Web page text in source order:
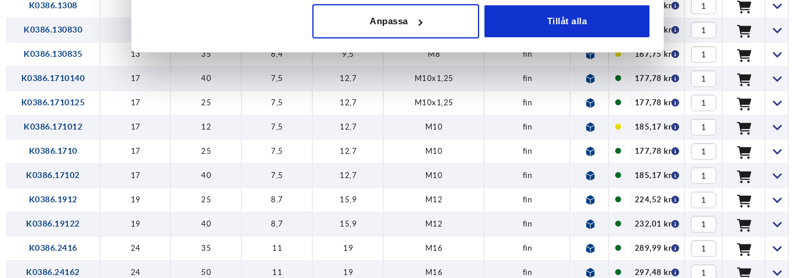
Anpassa Tillåt alla
K0386.1308 9,5 M8 fin 159,27 kr
K0386.130830 167,75 kr
K0386.130835 13 35 6,4 9,5 M8 fin 167,75 kr
K0386.1710140 17 40 7,5 12,7 M10x1,25 fin 177,78 kr
K0386.1710125 17 25 7,5 12,7 M10x1,25 fin 177,78 kr
K0386.171012 17 12 7,5 12,7 M10 fin 185,17 kr
K0386.1710 17 25 7,5 12,7 M10 fin 177,78 kr
K0386.17102 17 40 7,5 12,7 M10 fin 185,17 kr
K0386.1912 19 25 8,7 15,9 M12 fin 224,52 kr
K0386.19122 19 40 8,7 15,9 M12 fin 232,01 kr
K0386.2416 24 35 11 19 M16 fin 289,99 kr
K0386.24162 24 50 11 19 M16 fin 297,48 kr